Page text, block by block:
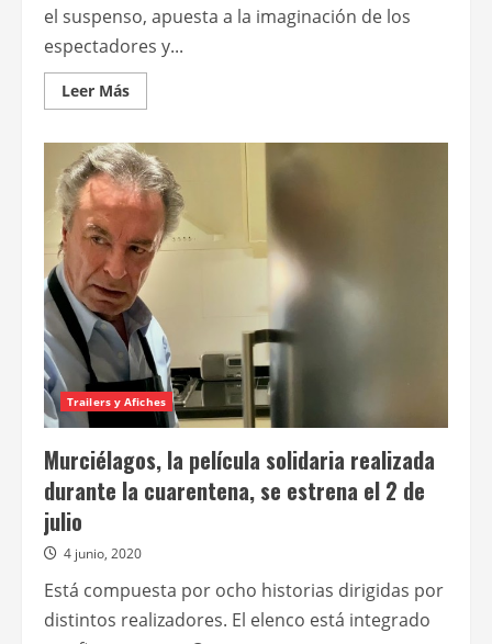
el suspenso, apuesta a la imaginación de los
espectadores y...
Leer MásLeer
más
Crímenes
de
familia
Trailers y Afiches
Murciélagos, la película solidaria realizada
durante la cuarentena, se estrena el 2 de
julio
4 junio, 2020
Está compuesta por ocho historias dirigidas por
distintos realizadores. El elenco está integrado